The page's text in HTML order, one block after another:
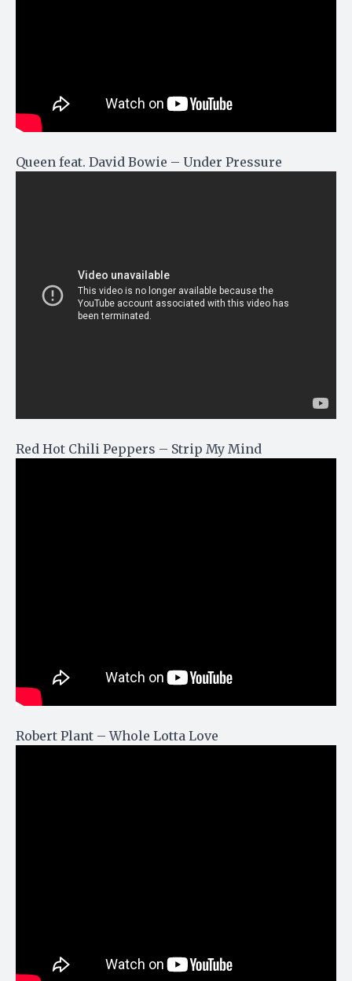
Queen feat. David Bowie – Under Pressure
Red Hot Chili Peppers – Strip My Mind
Robert Plant – Whole Lotta Love